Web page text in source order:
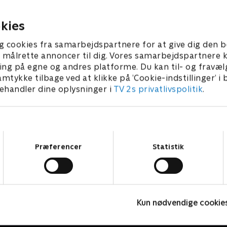
cookies fra samarbejdspartnere for at give dig den
annoncer til dig. Vores samarbejdspartnere
på egne og andres platforme. Du kan til- og
tilbage ved at klikke på ’Cookie-indstillinger’ i
dine oplysninger i TV 2s privatlivspolitik.
Præferencer Statistik
Kun nødvendige
med ét smæk og bruger
give sin vurdering af et
Jesper Holm
travlt, og nu er det
helt store ejendomme, han
• 25 min
omkring et år uden at få
Nu skal den unge mægler
hos sælger. Pernille Sams
noget atypisk opgave i det
vestfynske.